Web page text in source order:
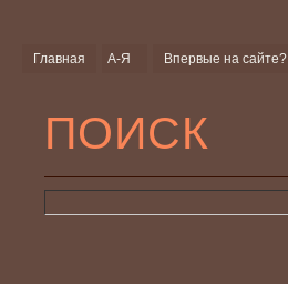
Главная А-Я Впервые на сайте?
ПОИСК